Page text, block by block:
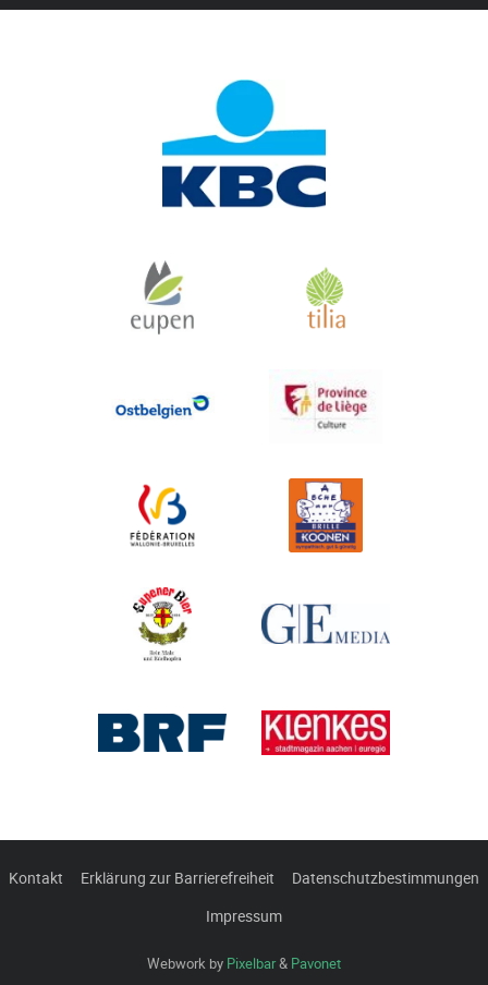
Kontakt Erklärung zur Barrierefreiheit
Datenschutzbestimmungen
Impressum
Webwork by Pixelbar& Pavonet